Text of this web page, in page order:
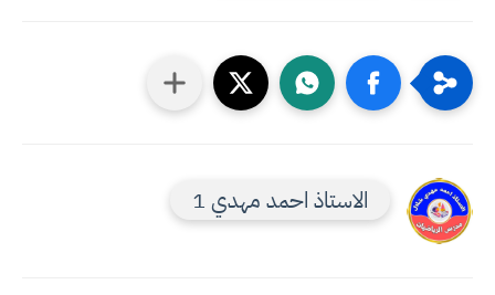
الاستاذ احمد مهدي 1